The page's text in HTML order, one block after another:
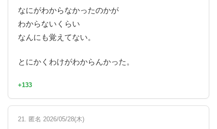
なにがわからなかったのかが
わからないくらい
なんにも覚えてない。
とにかくわけがわからんかった。
+133
21. 匿名 2026/05/28(木)